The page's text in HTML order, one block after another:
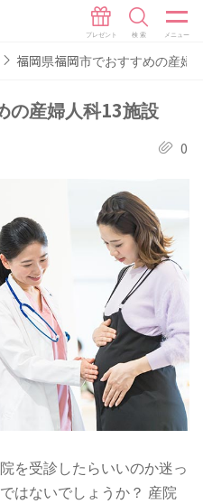
福岡県福岡市でおすすめの産婦
の産婦人科13施設
0
を受診したらいいのか迷っ
はないでしょうか？ 産院